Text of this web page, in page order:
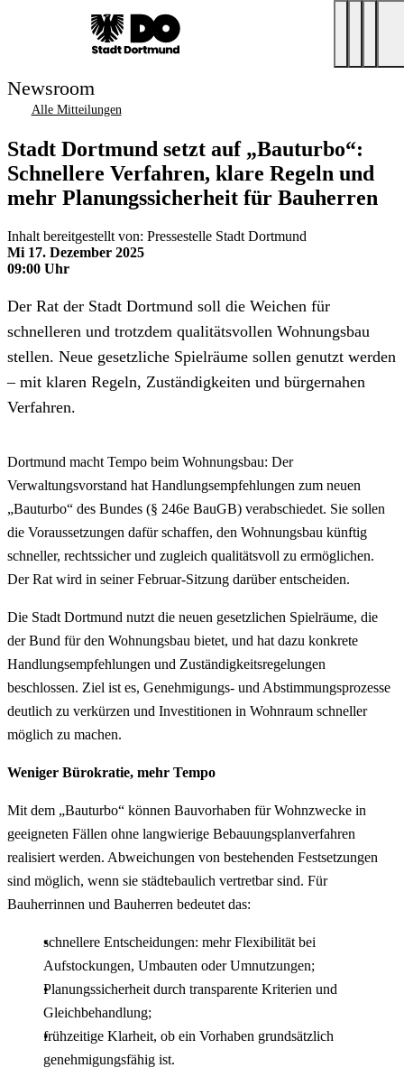
Newsroom
Alle Mitteilungen
Stadt Dortmund setzt auf „Bauturbo“:
Schnellere Verfahren, klare Regeln und
mehr Planungssicherheit für Bauherren
Inhalt bereitgestellt von: Pressestelle Stadt Dortmund
Mi 17. Dezember 2025
09:00 Uhr
Der Rat der Stadt Dortmund soll die Weichen für
schnelleren und trotzdem qualitätsvollen Wohnungsbau
stellen. Neue gesetzliche Spielräume sollen genutzt werden
– mit klaren Regeln, Zuständigkeiten und bürgernahen
Verfahren.
Dortmund macht Tempo beim Wohnungsbau: Der
Verwaltungsvorstand hat Handlungsempfehlungen zum neuen
„Bauturbo“ des Bundes (§ 246e BauGB) verabschiedet. Sie sollen
die Voraussetzungen dafür schaffen, den Wohnungsbau künftig
schneller, rechtssicher und zugleich qualitätsvoll zu ermöglichen.
Der Rat wird in seiner Februar-Sitzung darüber entscheiden.
Die Stadt Dortmund nutzt die neuen gesetzlichen Spielräume, die
der Bund für den Wohnungsbau bietet, und hat dazu konkrete
Handlungsempfehlungen und Zuständigkeitsregelungen
beschlossen. Ziel ist es, Genehmigungs- und Abstimmungsprozesse
deutlich zu verkürzen und Investitionen in Wohnraum schneller
möglich zu machen.
Weniger Bürokratie, mehr Tempo
Mit dem „Bauturbo“ können Bauvorhaben für Wohnzwecke in
geeigneten Fällen ohne langwierige Bebauungsplanverfahren
realisiert werden. Abweichungen von bestehenden Festsetzungen
sind möglich, wenn sie städtebaulich vertretbar sind. Für
Bauherrinnen und Bauherren bedeutet das:
schnellere Entscheidungen: mehr Flexibilität bei
Aufstockungen, Umbauten oder Umnutzungen;
Planungssicherheit durch transparente Kriterien und
Gleichbehandlung;
frühzeitige Klarheit, ob ein Vorhaben grundsätzlich
genehmigungsfähig ist.